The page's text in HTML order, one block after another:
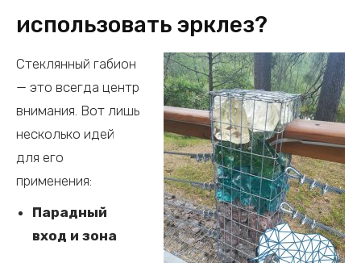
использовать эрклез?
Стеклянный габион
— это всегда центр
внимания. Вот лишь
несколько идей
для его
применения:
Парадный
вход и зона